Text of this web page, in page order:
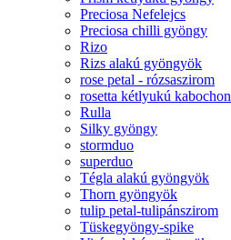
Preciosa Nefelejcs
Preciosa chilli gyöngy
Rizo
Rizs alakú gyöngyök
rose petal - rózsaszirom
rosetta kétlyukú kabochon
Rulla
Silky gyöngy
stormduo
superduo
Tégla alakú gyöngyök
Thorn gyöngyök
tulip petal-tulipánszirom
Tüskegyöngy-spike